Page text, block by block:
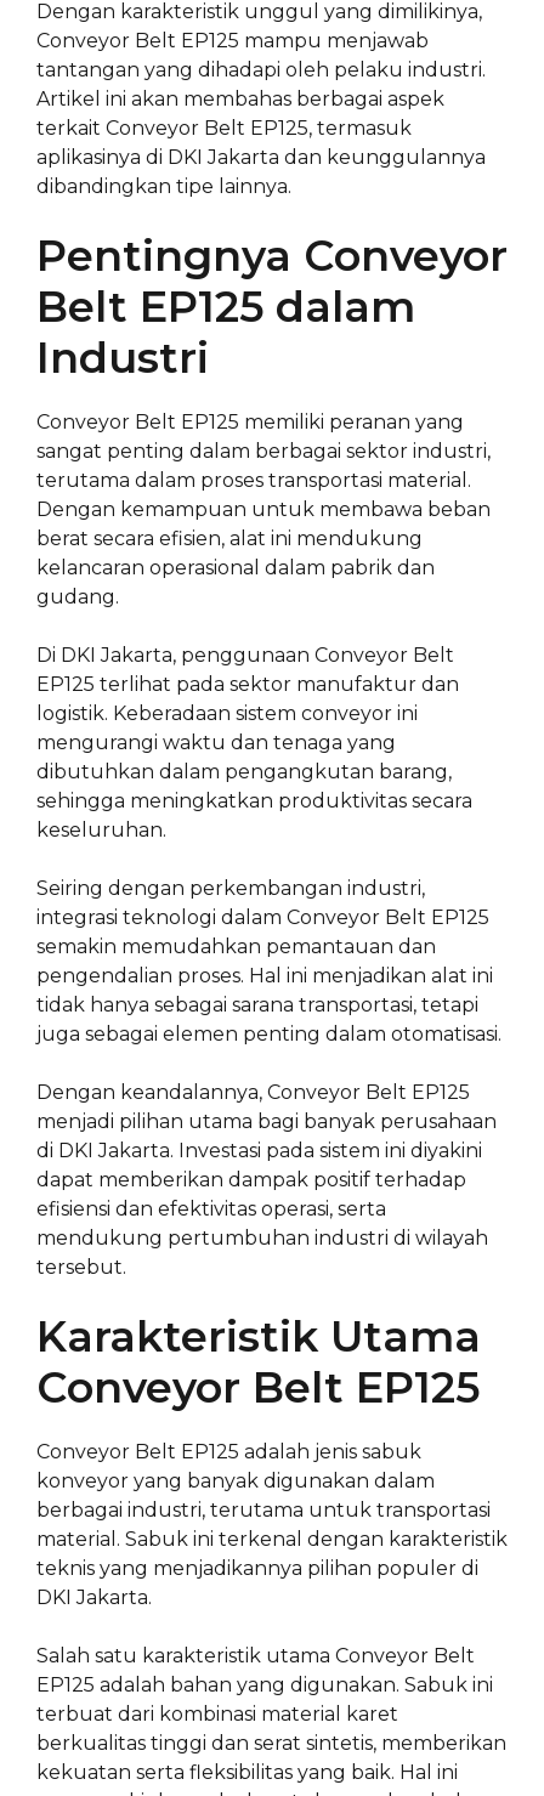
Dengan karakteristik unggul yang dimilikinya,
Conveyor Belt EP125 mampu menjawab
tantangan yang dihadapi oleh pelaku industri.
Artikel ini akan membahas berbagai aspek
terkait Conveyor Belt EP125, termasuk
aplikasinya di DKI Jakarta dan keunggulannya
dibandingkan tipe lainnya.
Pentingnya Conveyor
Belt EP125 dalam
Industri
Conveyor Belt EP125 memiliki peranan yang
sangat penting dalam berbagai sektor industri,
terutama dalam proses transportasi material.
Dengan kemampuan untuk membawa beban
berat secara efisien, alat ini mendukung
kelancaran operasional dalam pabrik dan
gudang.
Di DKI Jakarta, penggunaan Conveyor Belt
EP125 terlihat pada sektor manufaktur dan
logistik. Keberadaan sistem conveyor ini
mengurangi waktu dan tenaga yang
dibutuhkan dalam pengangkutan barang,
sehingga meningkatkan produktivitas secara
keseluruhan.
Seiring dengan perkembangan industri,
integrasi teknologi dalam Conveyor Belt EP125
semakin memudahkan pemantauan dan
pengendalian proses. Hal ini menjadikan alat ini
tidak hanya sebagai sarana transportasi, tetapi
juga sebagai elemen penting dalam otomatisasi.
Dengan keandalannya, Conveyor Belt EP125
menjadi pilihan utama bagi banyak perusahaan
di DKI Jakarta. Investasi pada sistem ini diyakini
dapat memberikan dampak positif terhadap
efisiensi dan efektivitas operasi, serta
mendukung pertumbuhan industri di wilayah
tersebut.
Karakteristik Utama
Conveyor Belt EP125
Conveyor Belt EP125 adalah jenis sabuk
konveyor yang banyak digunakan dalam
berbagai industri, terutama untuk transportasi
material. Sabuk ini terkenal dengan karakteristik
teknis yang menjadikannya pilihan populer di
DKI Jakarta.
Salah satu karakteristik utama Conveyor Belt
EP125 adalah bahan yang digunakan. Sabuk ini
terbuat dari kombinasi material karet
berkualitas tinggi dan serat sintetis, memberikan
kekuatan serta fleksibilitas yang baik. Hal ini